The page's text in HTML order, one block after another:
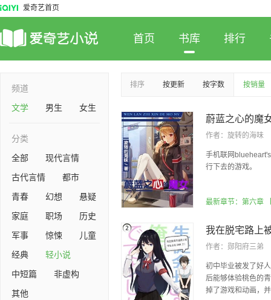
爱奇艺首页
首页 书库 排行
频道
文学
男生 女生
分类
全部
现代言情
古代言情
都市
青春
幻想
悬疑
家庭
职场
历史
军事
惊悚
儿童
经典
轻小说
中短篇
非虚构
其他
排序 按更新 按字数 按销量
蔚蓝之心的魔
作者： 旋转的海味
手机联网
行下去的游戏。
最新章节：第六章
作者： 郧阳府三弟
初中毕业被发了好
后能够体验桃色的
掉了游戏和动画，